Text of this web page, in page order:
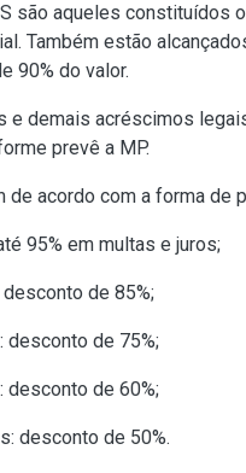
são aqueles constituídos
Também estão
90% do valor.
e demais acréscimos
prevê a MP.
acordo com a forma de
95% em multas e juros;
de 85%;
desconto de 75%;
desconto de 60%;
desconto de 50%.